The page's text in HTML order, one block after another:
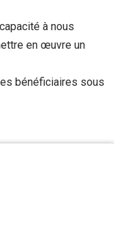
à nous
en œuvre un
bénéficiaires sous